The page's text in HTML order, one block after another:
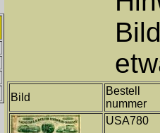
Bild
Bestell
nummer
USA780